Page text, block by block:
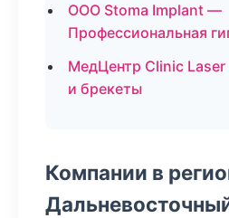
ООО Stoma Implant —
Профессиональная
МедЦентр Clinic
и брекеты
Компании в